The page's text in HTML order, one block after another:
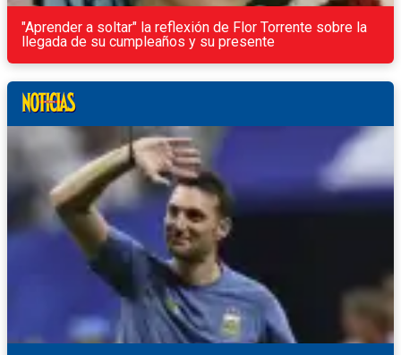
"Aprender a soltar" la reflexión de Flor Torrente sobre la
llegada de su cumpleaños y su presente